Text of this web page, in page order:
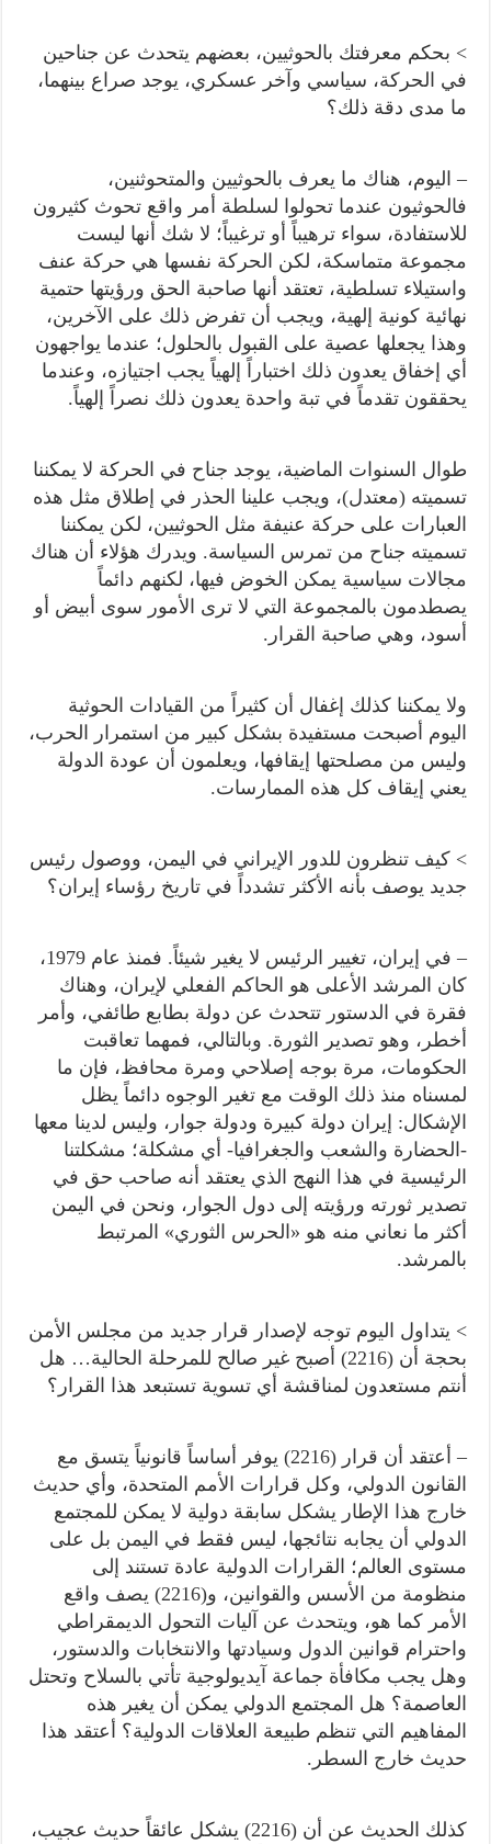
> بحكم معرفتك بالحوثيين، بعضهم يتحدث عن جناحين
في الحركة، سياسي وآخر عسكري، يوجد صراع بينهما،
ما مدى دقة ذلك؟
– اليوم، هناك ما يعرف بالحوثيين والمتحوثنين،
فالحوثيون عندما تحولوا لسلطة أمر واقع تحوث كثيرون
للاستفادة، سواء ترهيباً أو ترغيباً؛ لا شك أنها ليست
مجموعة متماسكة، لكن الحركة نفسها هي حركة عنف
واستيلاء تسلطية، تعتقد أنها صاحبة الحق ورؤيتها حتمية
نهائية كونية إلهية، ويجب أن تفرض ذلك على الآخرين،
وهذا يجعلها عصية على القبول بالحلول؛ عندما يواجهون
أي إخفاق يعدون ذلك اختباراً إلهياً يجب اجتيازه، وعندما
يحققون تقدماً في تبة واحدة يعدون ذلك نصراً إلهياً.
طوال السنوات الماضية، يوجد جناح في الحركة لا يمكننا
تسميته (معتدل)، ويجب علينا الحذر في إطلاق مثل هذه
العبارات على حركة عنيفة مثل الحوثيين، لكن يمكننا
تسميته جناح من تمرس السياسة. ويدرك هؤلاء أن هناك
مجالات سياسية يمكن الخوض فيها، لكنهم دائماً
يصطدمون بالمجموعة التي لا ترى الأمور سوى أبيض أو
أسود، وهي صاحبة القرار.
ولا يمكننا كذلك إغفال أن كثيراً من القيادات الحوثية
اليوم أصبحت مستفيدة بشكل كبير من استمرار الحرب،
وليس من مصلحتها إيقافها، ويعلمون أن عودة الدولة
يعني إيقاف كل هذه الممارسات.
> كيف تنظرون للدور الإيراني في اليمن، ووصول رئيس
جديد يوصف بأنه الأكثر تشدداً في تاريخ رؤساء إيران؟
– في إيران، تغيير الرئيس لا يغير شيئاً. فمنذ عام 1979،
كان المرشد الأعلى هو الحاكم الفعلي لإيران، وهناك
فقرة في الدستور تتحدث عن دولة بطابع طائفي، وأمر
أخطر، وهو تصدير الثورة. وبالتالي، فمهما تعاقبت
الحكومات، مرة بوجه إصلاحي ومرة محافظ، فإن ما
لمسناه منذ ذلك الوقت مع تغير الوجوه دائماً يظل
الإشكال: إيران دولة كبيرة ودولة جوار، وليس لدينا معها
-الحضارة والشعب والجغرافيا- أي مشكلة؛ مشكلتنا
الرئيسية في هذا النهج الذي يعتقد أنه صاحب حق في
تصدير ثورته ورؤيته إلى دول الجوار، ونحن في اليمن
أكثر ما نعاني منه هو «الحرس الثوري» المرتبط
بالمرشد.
> يتداول اليوم توجه لإصدار قرار جديد من مجلس الأمن
بحجة أن (2216) أصبح غير صالح للمرحلة الحالية… هل
أنتم مستعدون لمناقشة أي تسوية تستبعد هذا القرار؟
– أعتقد أن قرار (2216) يوفر أساساً قانونياً يتسق مع
القانون الدولي، وكل قرارات الأمم المتحدة، وأي حديث
خارج هذا الإطار يشكل سابقة دولية لا يمكن للمجتمع
الدولي أن يجابه نتائجها، ليس فقط في اليمن بل على
مستوى العالم؛ القرارات الدولية عادة تستند إلى
منظومة من الأسس والقوانين، و(2216) يصف واقع
الأمر كما هو، ويتحدث عن آليات التحول الديمقراطي
واحترام قوانين الدول وسيادتها والانتخابات والدستور،
وهل يجب مكافأة جماعة آيديولوجية تأتي بالسلاح وتحتل
العاصمة؟ هل المجتمع الدولي يمكن أن يغير هذه
المفاهيم التي تنظم طبيعة العلاقات الدولية؟ أعتقد هذا
حديث خارج السطر.
كذلك الحديث عن أن (2216) يشكل عائقاً حديث عجيب،